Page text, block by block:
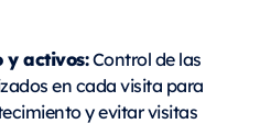
y activos:Control de las
en cada visita para
y evitar visitas